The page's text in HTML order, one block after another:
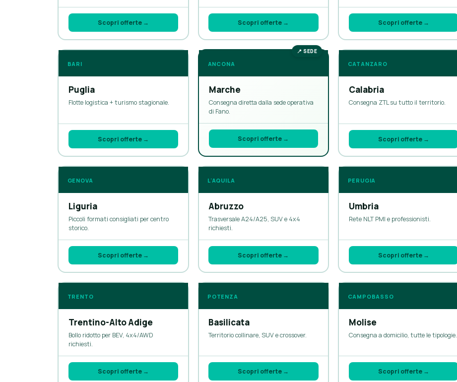
Scopri offerte → Scopri offerte → Scopri offerte →
BARI
Puglia
Flotte logistica + turismo stagionale.
Scopri offerte →
📍 SEDE
ANCONA
Marche
Consegna diretta dalla sede operativa
di Fano.
Scopri offerte →
CATANZARO
Calabria
Consegna ZTL su tutto il territorio.
Scopri offerte →
GENOVA
Liguria
Piccoli formati consigliati per centro
storico.
Scopri offerte →
L'AQUILA
Abruzzo
Trasversale A24/A25, SUV e 4x4
richiesti.
Scopri offerte →
PERUGIA
Umbria
Rete NLT PMI e professionisti.
Scopri offerte →
TRENTO
Trentino-Alto Adige
Bollo ridotto per BEV, 4x4/AWD
richiesti.
Scopri offerte →
POTENZA
Basilicata
Territorio collinare, SUV e crossover.
Scopri offerte →
CAMPOBASSO
Molise
Consegna a domicilio, tutte le tipologie.
Scopri offerte →